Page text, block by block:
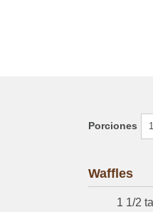
Porciones
Waffles
1 1/2